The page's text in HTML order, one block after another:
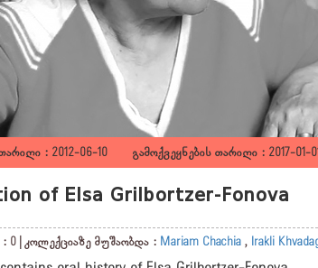
: 2012-06-10 გამოქვეყნების თარიღი : 2017-
of Elsa Grilbortzer-Fonova
0 | კოლექციაზე მუშაობდა : Mariam Chachia , Irakli